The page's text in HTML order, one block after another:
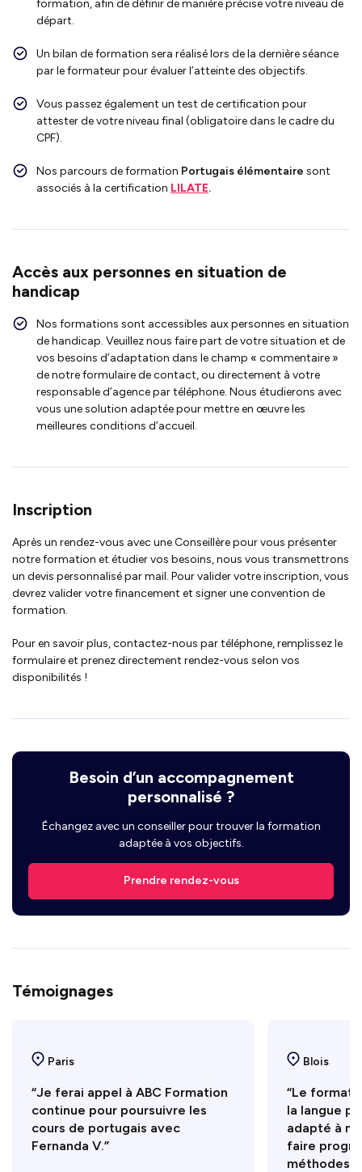
formation, afin de définir de manière précise votre niveau de
départ.
Un bilan de formation sera réalisé lors de la dernière séance
par le formateur pour évaluer l’atteinte des objectifs.
Vous passez également un test de certification pour
attester de votre niveau final (obligatoire dans le cadre du
CPF).
Nos parcours de formation Portugais élémentaire sont
associés à la certification LILATE.
Accès aux personnes en situation de
handicap
Nos formations sont accessibles aux personnes en situation
de handicap. Veuillez nous faire part de votre situation et de
vos besoins d’adaptation dans le champ « commentaire »
de notre formulaire de contact, ou directement à votre
responsable d’agence par téléphone. Nous étudierons avec
vous une solution adaptée pour mettre en œuvre les
meilleures conditions d’accueil.
Inscription
Après un rendez-vous avec une Conseillère pour vous présenter
notre formation et étudier vos besoins, nous vous transmettrons
un devis personnalisé par mail. Pour valider votre inscription, vous
devrez valider votre financement et signer une convention de
formation.
Pour en savoir plus, contactez-nous par téléphone, remplissez le
formulaire et prenez directement rendez-vous selon vos
disponibilités !
Besoin d’un accompagnement
personnalisé ?
Échangez avec un conseiller pour trouver la formation
adaptée à vos objectifs.
Prendre rendez-vous
Témoignages
Paris
“Je ferai appel à ABC Formation
continue pour poursuivre les
cours de portugais avec
Fernanda V.”
Blois
“Le
la langue
adapté à
faire
méthodes